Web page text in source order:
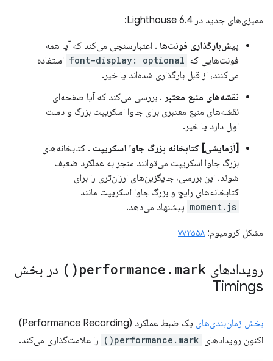
ممیزی‌های جدید در Lighthouse 6.4:
پیش‌بارگذاری فونت‌ها . اعتبارسنجی می‌کند که آیا همه
فونت‌هایی که font-display: optional استفاده
می‌کنند، از قبل بارگذاری شده‌اند یا خیر.
نقشه‌های منبع معتبر . بررسی می‌کند که آیا صفحه‌ای
نقشه‌های منبع معتبری برای جاوا اسکریپت بزرگ و دست
اول دارد یا خیر.
[آزمایشی] کتابخانه بزرگ جاوا اسکریپت . کتابخانه‌های
بزرگ جاوا اسکریپت می‌توانند منجر به عملکرد ضعیف
شوند. این بررسی، جایگزین‌های ارزان‌تری را برای
کتابخانه‌های رایج و بزرگ جاوا اسکریپت مانند
moment.js پیشنهاد می‌دهد.
مشکل کرومیوم: ۷۷۲۵۵۸
رویدادهای performance . mark(
) در بخش
Timings
بخش زمان‌بندی‌های
یک ضبط عملکرد (Performance Recording)
اکنون رویدادهای performance.mark() را علامت‌گذاری می‌کند.